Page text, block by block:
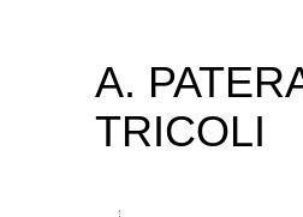
A.
TRICOLI